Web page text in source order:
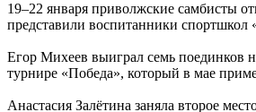
19–22 января приволжские самбисты
представили воспитанники
Егор Михеев выиграл семь поединков
турнире «Победа», который в мае
Анастасия Залётина заняла второе